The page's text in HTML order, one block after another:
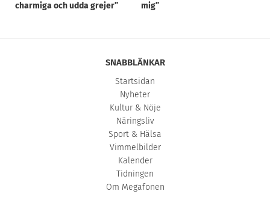
charmiga och udda grejer”
mig”
SNABBLÄNKAR
Startsidan
Nyheter
Kultur & Nöje
Näringsliv
Sport & Hälsa
Vimmelbilder
Kalender
Tidningen
Om Megafonen